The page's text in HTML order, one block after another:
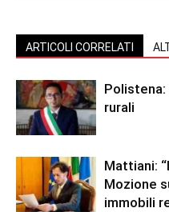
ARTICOLI CORRELATI
rurali
Mattiani:
Mozione
immobili